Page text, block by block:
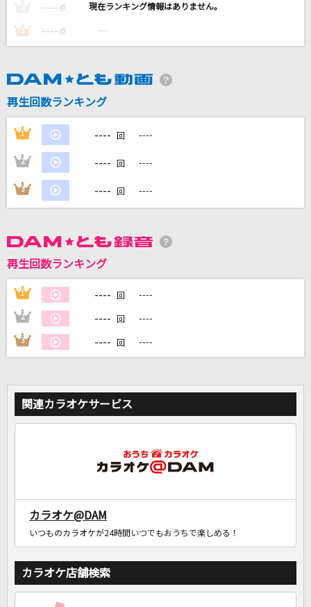
Mrs. GREEN APPLE
ultra soul
スターライト・ヴァルキリー
FRUITS ZIPPER
DAMの新曲・ランキングなど
DAMに会員登録・ログインして
カラオケをもっと楽しもう！
---- 点 ----
3 ---- 点 ----
再生回数ランキング
1 ---- 回 ----
2 ---- 回 ----
3 ---- 回 ----
再生回数ランキング
1 ---- 回 ----
2 ---- 回 ----
3 ---- 回 ----
関連カラオケサービス
カラオケ@DAM
いつものカラオケが24時間いつでもおうちで楽しめる！
カラオケ店舗検索